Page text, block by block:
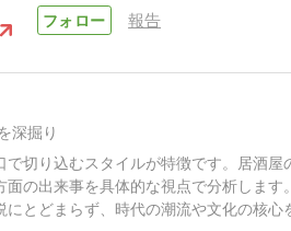
報告
深掘り
切り込むスタイルが特徴です。居酒
の出来事を具体的な視点で分析しま
とどまらず、時代の潮流や文化の核心